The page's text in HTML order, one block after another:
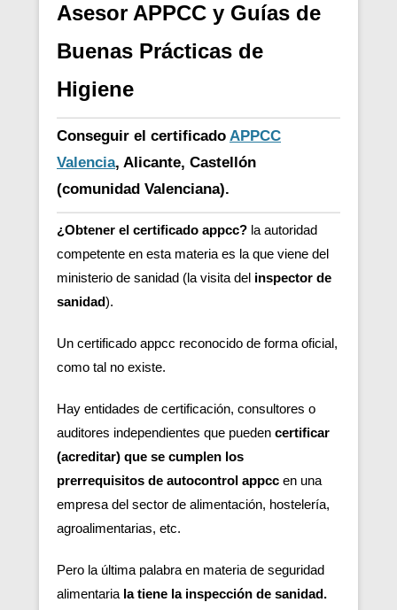
Asesor APPCC y Guías de
Buenas Prácticas de
Higiene
Conseguir el certificado APPCC
Valencia, Alicante, Castellón
(comunidad Valenciana).
¿Obtener el certificado appcc? la autoridad
competente en esta materia es la que viene del
ministerio de sanidad (la visita del inspector de
sanidad).
Un certificado appcc reconocido de forma oficial,
como tal no existe.
Hay entidades de certificación, consultores o
auditores independientes que pueden certificar
(acreditar) que se cumplen los
prerrequisitos de autocontrol appcc en una
empresa del sector de alimentación, hostelería,
agroalimentarias, etc.
Pero la última palabra en materia de seguridad
alimentaria la tiene la inspección de sanidad.